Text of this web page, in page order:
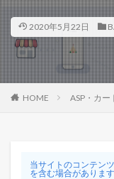
2020年5月22日
HOME ASP・カー
当サイトのコンテン
を含む場合があります